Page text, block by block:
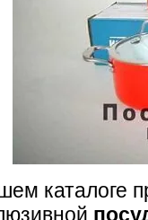
каталоге